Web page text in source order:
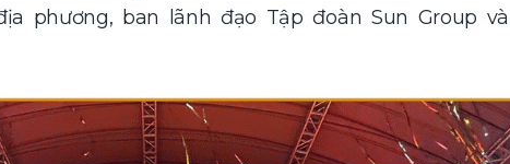
phương, ban lãnh đạo Tập đoàn Sun Group và